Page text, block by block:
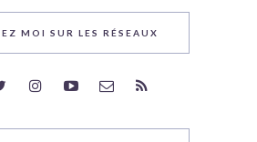
MOI SUR LES RÉSEAUX